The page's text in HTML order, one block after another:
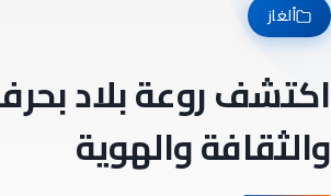
ألغاز
اكتشف روعة بلاد بحرف
والثقافة والهوية